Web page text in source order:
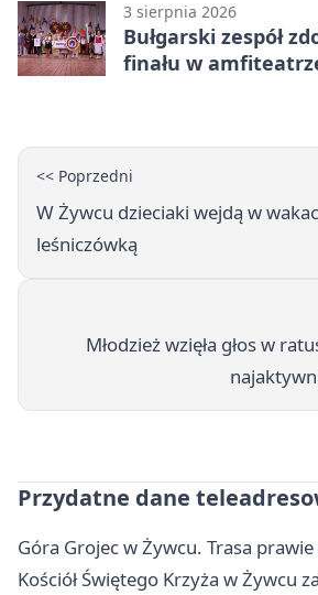
3 sierpnia 2026
Bułgarski zespół
finału w
<< Poprzedni
W Żywcu dzieciaki wejdą w
leśniczówką
Młodzież wzięła głos w
Przydatne dane
Góra Grojec w Żywcu. Trasa
Kościół Świętego Krzyża w Żywcu